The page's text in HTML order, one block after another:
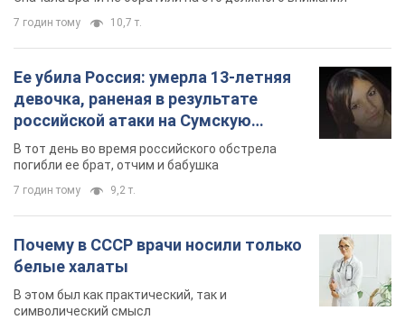
Почему в СССР врачи носили только
белые халаты
В этом был как практический, так и
символический смысл
7 годин тому 3,0 т.